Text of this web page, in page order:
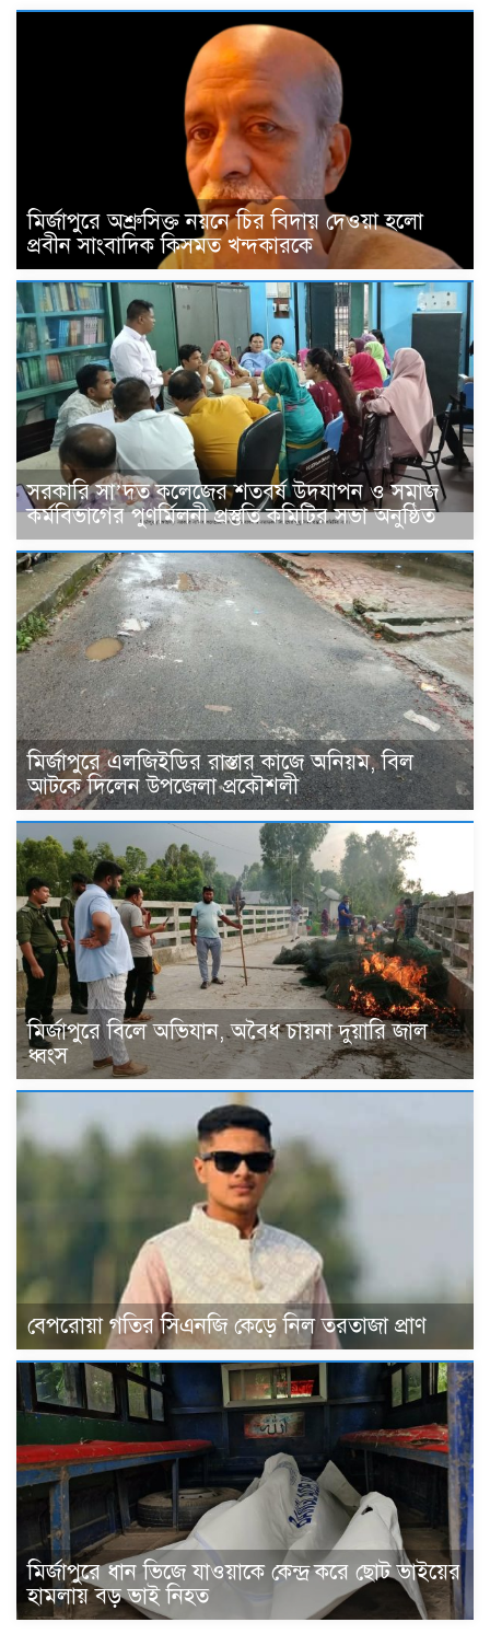
মির্জাপুরে অশ্রুসিক্ত নয়নে চির বিদায় দেওয়া হলো
প্রবীন সাংবাদিক কিসমত খন্দকারকে
সরকারি সা’দত কলেজের শতবর্ষ উদযাপন ও সমাজ
কর্মবিভাগের পুণর্মিলনী প্রস্তুতি কমিটির সভা অনুষ্ঠিত
মির্জাপুরে এলজিইডির রাস্তার কাজে অনিয়ম, বিল
আটকে দিলেন উপজেলা প্রকৌশলী
মির্জাপুরে বিলে অভিযান, অবৈধ চায়না দুয়ারি জাল
ধ্বংস
বেপরোয়া গতির সিএনজি কেড়ে নিল তরতাজা প্রাণ
মির্জাপুরে ধান ভিজে যাওয়াকে কেন্দ্র করে ছোট ভাইয়ের
হামলায় বড় ভাই নিহত